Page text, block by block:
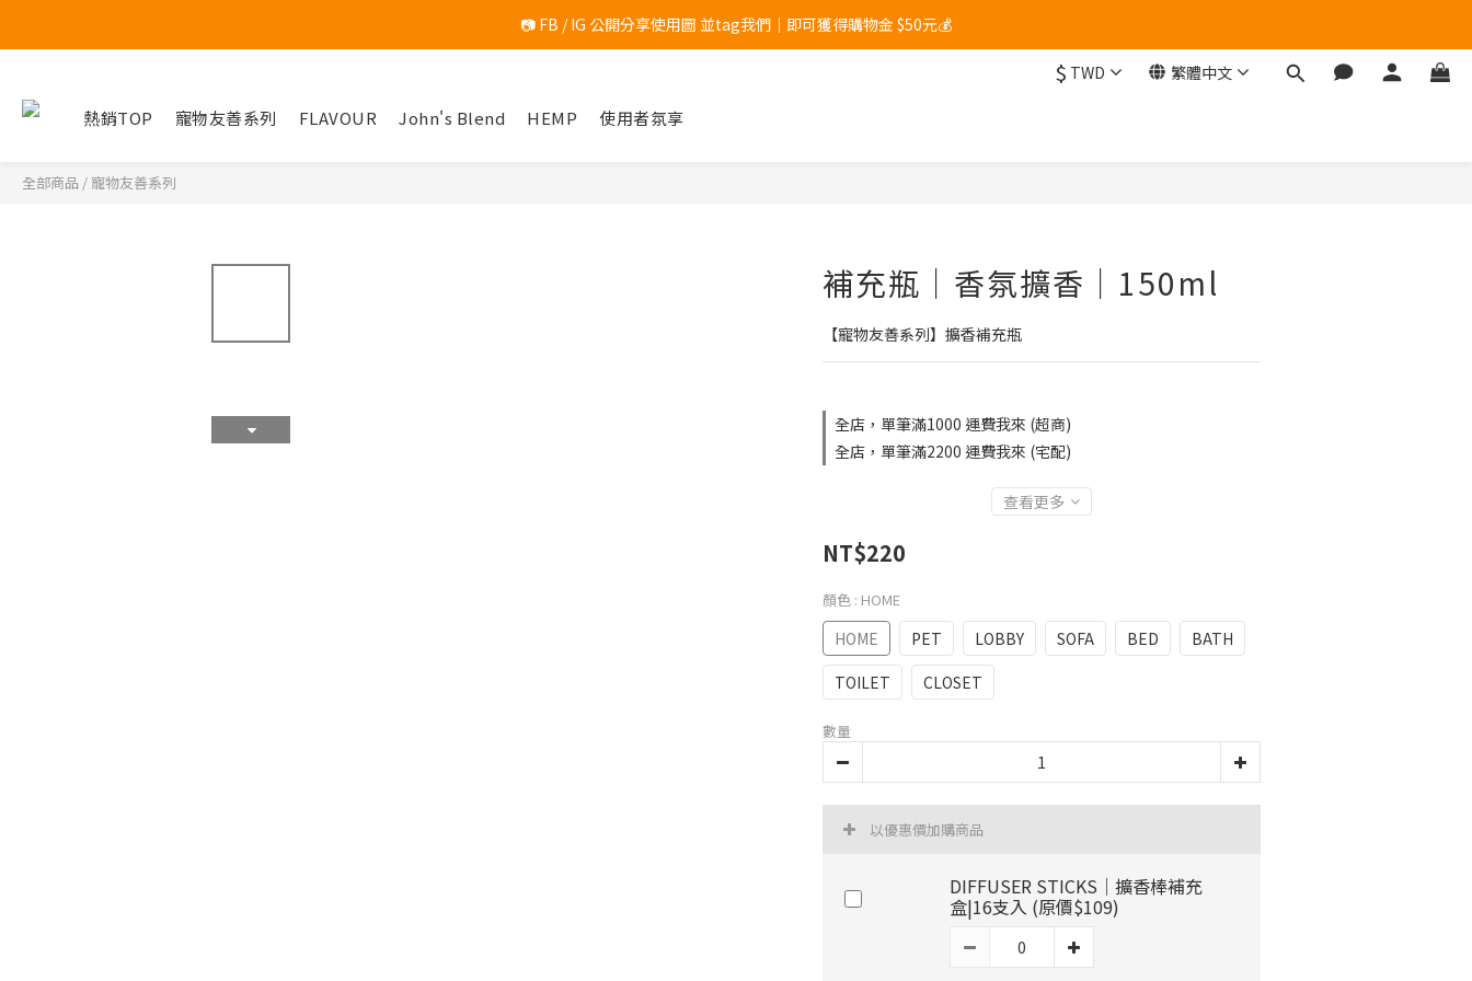
	滿$1200 加碼送「香氛小物１入 」(隨機出貨，恕無法指定)
📷 FB / IG 公開分享使用圖 並tag我們｜即可獲得購物金 $50元💰
$ TWD 繁體中文
熱銷TOP 寵物友善系列 FLAVOUR John's Blend HEMP 使用者氛享
全部商品 / 寵物友善系列
補充瓶｜香氛擴香｜150ml
【寵物友善系列】擴香補充瓶
全店，單筆滿1000 運費我來 (超商)
全店，單筆滿2200 運費我來 (宅配)
查看更多
NT$220
顏色 : HOME
HOME PET LOBBY SOFA BED
BATH
TOILET
CLOSET
數量
以優惠價加購商品
DIFFUSER STICKS｜擴香棒補充
盒|16支入 (原價$109)